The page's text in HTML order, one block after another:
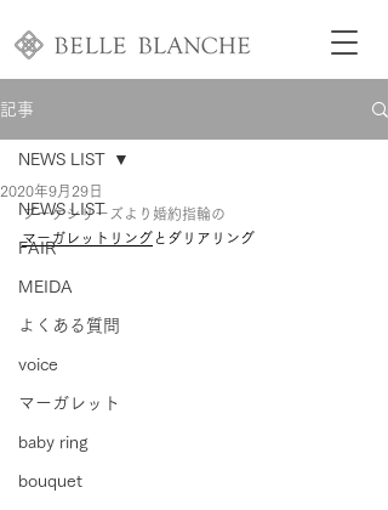
記事
NEWS LIST
FAIR
MEIDA
よくある質問
voice
マーガレット
baby ring
bouquet
NEWS LIST
2020年9月29日
ブーケシリーズより婚約指輪の
マーガレットリング とダリアリング